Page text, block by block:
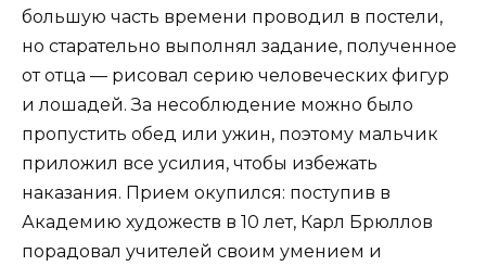
большую часть времени проводил в постели,
но старательно выполнял задание, полученное
от отца — рисовал серию человеческих фигур
и лошадей. За несоблюдение можно было
пропустить обед или ужин, поэтому мальчик
приложил все усилия, чтобы избежать
наказания. Прием окупился: поступив в
Академию художеств в 10 лет, Карл Брюллов
порадовал учителей своим умением и